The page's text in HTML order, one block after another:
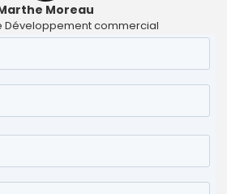
Moreau
Développement commercial